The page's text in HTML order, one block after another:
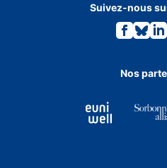
Suivez-nous
Lien
vers
Lien
vers
Nos